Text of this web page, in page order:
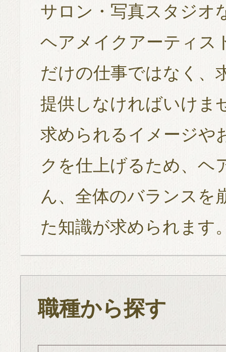
サロン・写真スタジオ
ヘアメイクアーティス
だけの仕事ではなく、
提供しなければいけま
求められるイメージや
クを仕上げるため、ヘ
ん、全体のバランスを
た知識が求められます
職種から探す